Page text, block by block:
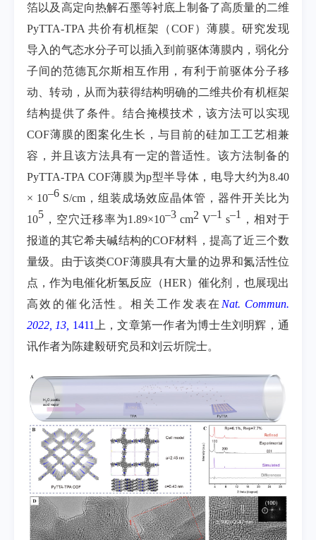
箔以及高定向热解石墨等衬底上制备了高质量的二维
PyTTA-TPA 共价有机框架（COF）薄膜。研究发现
导入的气态水分子可以插入到前驱体薄膜内，弱化分
子间的范德瓦尔斯相互作用，有利于前驱体分子移
动、转动，从而为获得结构明确的二维共价有机框架
结构提供了条件。结合掩模技术，该方法可以实现
COF薄膜的图案化生长，与目前的硅加工工艺相兼
容，并且该方法具有一定的普适性。该方法制备的
PyTTA-TPA COF薄膜为p型半导体，电导大约为8.40
× 10–6 S/cm ，组装成场效应晶体管，器件开关比为
105 ，空穴迁移率为1.89×10–3 cm2 V–1 s–1
，相对于
报道的其它希夫碱结构的COF材料，提高了近三个数
量级。由于该类COF薄膜具有大量的边界和氮活性位
点，作为电催化析氢反应（HER ）催化剂，也展现出
高效的催化活性。 相关工作发表在 Nat. Commun.
2022, 13, 1411 上，文章第一作者为博士生刘明辉，通
讯作者为陈建毅研究员和刘云圻院士。